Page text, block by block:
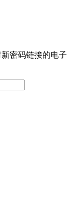
密码链接的电子